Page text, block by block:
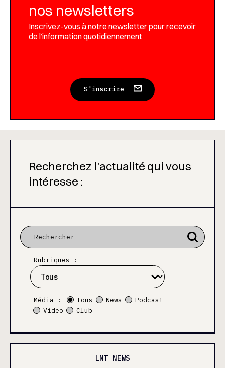
nos newsletters
Inscrivez-vous à notre newsletter pour recevoir
de l’information quotidiennement
S'inscrire
Recherchez l'actualité qui vous
intéresse :
Rubriques :
Média : Tous News
Podcast
Video
Club
LNT NEWS